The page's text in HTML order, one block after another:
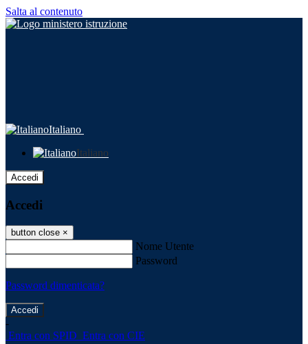
Salta al contenuto
Italiano
Italiano
Accedi
Accedi
button close ×
Nome Utente
Password
Password dimenticata?
-
Entra con SPID Entra con CIE